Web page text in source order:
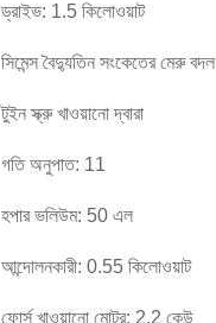
ড্রাইভ: 1.5 কিলোওয়াট
সিমেন্স বৈদ্যুতিন সংকেতের মেরু বদল
টুইন স্ক্রু খাওয়ানো দ্বারা
গতি অনুপাত: 11
হপার ভলিউম: 50 এল
আন্দোলনকারী: 0.55 কিলোওয়াট
ফোর্স খাওয়ানো মোটর: 2.2 কেউ